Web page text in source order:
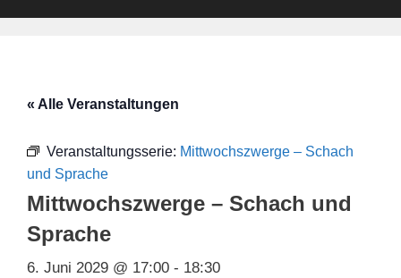
« Alle Veranstaltungen
Veranstaltungsserie: Mittwochszwerge – Schach
und Sprache
Mittwochszwerge – Schach und
Sprache
6. Juni 2029 @ 17:00 - 18:30